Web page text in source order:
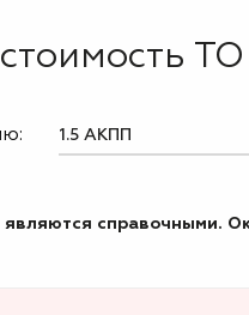
справочными.